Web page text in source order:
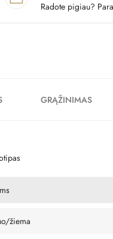
Radote pigiau?
GRĄŽINIMAS
žiema